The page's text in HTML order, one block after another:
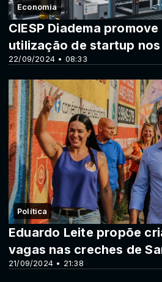
Economia
22/09/2024 • 08:33
CIESP Diadema
utilização de startup
Política
21/09/2024 • 21:38
Eduardo Leite propõe
vagas nas creches de